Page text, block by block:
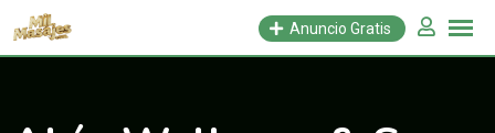
Saltar
Anuncio Gratis